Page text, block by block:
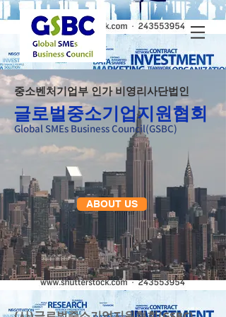
​중소벤처기업부 인가 비영리사단법인
글로벌중소기업지원협회
Global SMEs Business Council(GSBC)
ABOUT US